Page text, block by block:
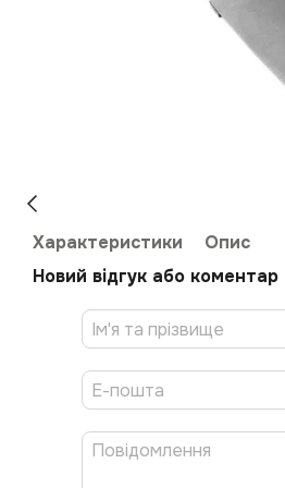
Характеристики
Опис
Новий відгук або коментар